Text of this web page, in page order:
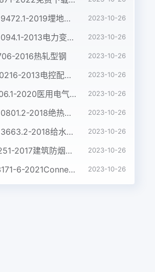
GB/T 19472.1-2019埋地用聚乙烯(PE)结构壁管道系统 第1部分:聚乙烯双壁波纹管材 2023-10-26
GB/T 1094.1-2013电力变压器 第1部分:总则 2023-10-26
2016热轧型钢 2023-10-26
JB/T 10216-2013电控配电用电缆桥架 2023-10-26
GB 9706.1-2020医用电气设备 第1部分:基本安全和基本性能的通用要求 2023-10-26
GB/T 10801.2-2018绝热用挤塑聚苯乙烯泡沫塑料(XPS) 2023-10-26
GB/T 13663.2-2018给水用聚乙烯(PE)管道系统 第2部分:管材 2023-10-26
GB 51251-2017建筑防烟排烟系统技术标准 2023-10-26
IEC 63171-6-2021Connectors for electrical and electronic equipment - Part 6: Detail specification for 2-way and 4-way (data/power), shielded, free and fixed connectors for power and data transmission with frequencies up to 600 MHz 2023-10-26